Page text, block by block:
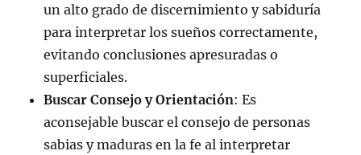
un alto grado de discernimiento y sabiduría
para interpretar los sueños correctamente,
evitando conclusiones apresuradas o
superficiales.
Buscar Consejo y Orientación: Es
aconsejable buscar el consejo de personas
sabias y maduras en la fe al interpretar